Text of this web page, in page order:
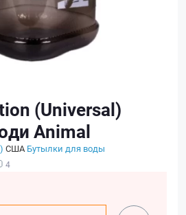
(Universal)
Animal
США Бутылки для воды
4